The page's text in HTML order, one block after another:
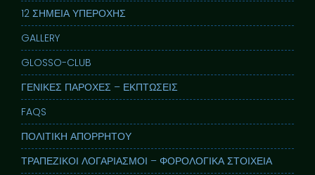
12 ΣΗΜΕΙΑ ΥΠΕΡΟΧΗΣ
GALLERY
GLOSSO-CLUB
ΓΕΝΙΚΕΣ ΠΑΡΟΧΕΣ – ΕΚΠΤΩΣΕΙΣ
FAQS
ΠΟΛΙΤΙΚΗ ΑΠΟΡΡΗΤΟΥ
ΤΡΑΠΕΖΙΚΟΙ ΛΟΓΑΡΙΑΣΜΟΙ – ΦΟΡΟΛΟΓΙΚΑ ΣΤΟΙΧΕΙΑ